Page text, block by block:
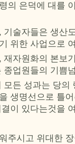
의 은덕에 대를
기술자들은 생산
위한 사업으로
재자원화의 본보
종업원들의 기쁨
모든 성과는 당의
생명선으로 틀
이 있다는것을
주시고 위대한